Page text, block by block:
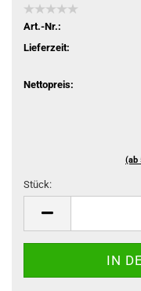
Art.-Nr.:
Lieferzeit:
Nettopreis:
(ab
Stück: